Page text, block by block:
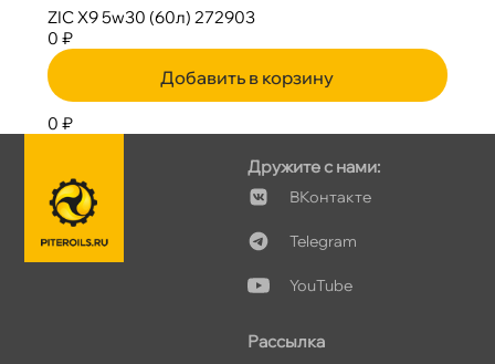
ZIC X9 5w30 (60л) 272903
0 ₽
Добавить в корзину
0 ₽
Дружите с нами:
Контакте
Telegram
YouTube
Рассылка